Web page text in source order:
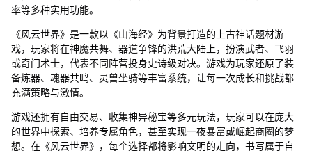
率等多种实用功能。
《风云世界》是一款以《山海经》为背景打造的上古神话题材游
戏，玩家将在神魔共舞、器道争锋的洪荒大陆上，扮演武者、飞羽
或奇门术士，代表不同阵营投身史诗级对决。游戏为玩家还原了装
备炼器、魂器共鸣、灵兽坐骑等丰富系统，让每一次成长和挑战都
充满策略与激情。
游戏还拥有自由交易、收集神异秘宝等多元玩法，玩家可以在庞大
的世界中探索、培养专属角色，甚至实现一夜暴富或崛起商圈的梦
想。在《风云世界》，每个选择都将影响文明的走向，书写属于自